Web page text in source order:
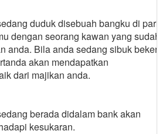
duduk disebuah bangku di park,
dengan seorang kawan yang sudah
anda. Bila anda sedang sibuk bekerja
akan mendapatkan
dari majikan anda.
berada didalam bank akan
kesukaran.